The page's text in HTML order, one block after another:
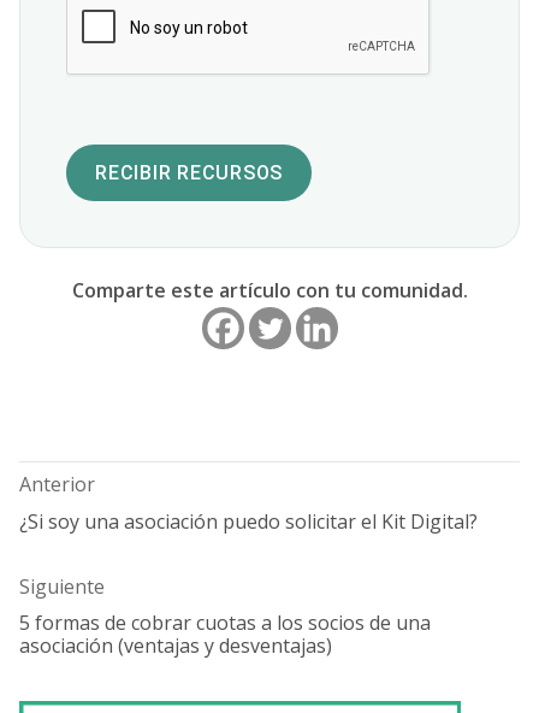
RECIBIR RECURSOS
Comparte este artículo con tu comunidad.
entradas
Anterior
Entrada
¿Si soy una asociación puedo solicitar el Kit Digital?
Siguiente
Entrada
siguiente:
5 formas de cobrar cuotas a los socios de una
asociación (ventajas y desventajas)